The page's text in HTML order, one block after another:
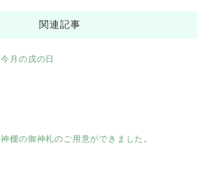
関連記事
今月の戌の日
神棚の御神札のご用意ができました。